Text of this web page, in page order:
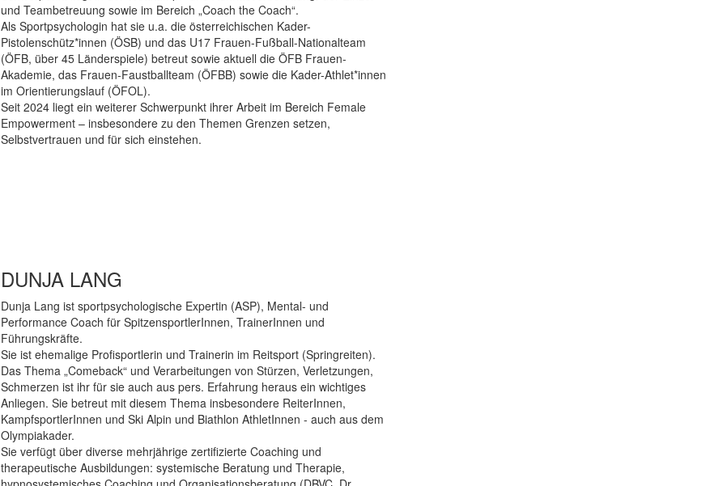
und Teambetreuung sowie im Bereich „Coach the Coach“.
Als Sportpsychologin hat sie u.a. die österreichischen Kader-
Pistolenschütz*innen (ÖSB) und das U17 Frauen-Fußball-Nationalteam
(ÖFB, über 45 Länderspiele) betreut sowie aktuell die ÖFB Frauen-
Akademie, das Frauen-Faustballteam (ÖFBB) sowie die Kader-Athlet*innen
im Orientierungslauf (ÖFOL).
Seit 2024 liegt ein weiterer Schwerpunkt ihrer Arbeit im Bereich Female
Empowerment – insbesondere zu den Themen Grenzen setzen,
Selbstvertrauen und für sich einstehen.
DUNJA LANG
Dunja Lang ist sportpsychologische Expertin (ASP), Mental- und
Performance Coach für SpitzensportlerInnen, TrainerInnen und
Führungskräfte.
Sie ist ehemalige Profisportlerin und Trainerin im Reitsport (Springreiten).
Das Thema „Comeback“ und Verarbeitungen von Stürzen, Verletzungen,
Schmerzen ist ihr für sie auch aus pers. Erfahrung heraus ein wichtiges
Anliegen. Sie betreut mit diesem Thema insbesondere ReiterInnen,
KampfsportlerInnen und Ski Alpin und Biathlon AthletInnen - auch aus dem
Olympiakader.
Sie verfügt über diverse mehrjährige zertifizierte Coaching und
therapeutische Ausbildungen: systemische Beratung und Therapie,